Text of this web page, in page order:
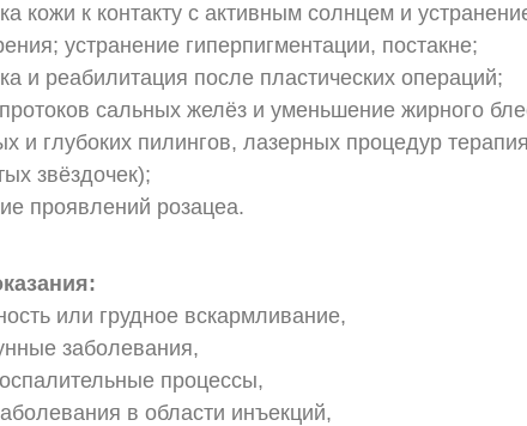
кожи к контакту с активным солнцем и
устранение гиперпигментации, постакне;
и реабилитация после пластических операций;
сальных желёз и уменьшение жирного
и глубоких пилингов, лазерных процедур
звёздочек);
проявлений розацеа.
или грудное вскармливание,
заболевания,
процессы,
в области инъекций,